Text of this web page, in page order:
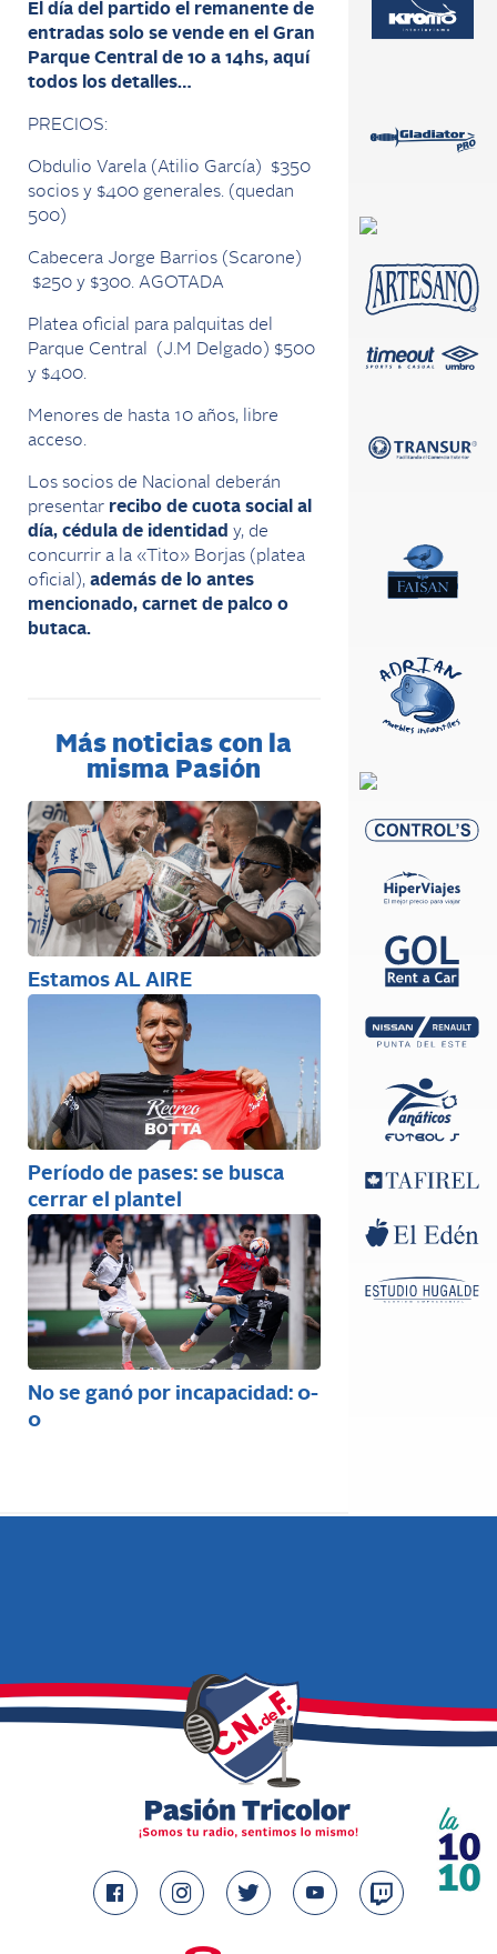
El día del partido el remanente de
entradas solo se vende en el Gran
Parque Central de 10 a 14hs, aquí
todos los detalles…
PRECIOS:
Obdulio Varela (Atilio García) $350
socios y $400 generales. (quedan
500)
Cabecera Jorge Barrios (Scarone)
$250 y $300. AGOTADA
Platea oficial para palquitas del
Parque Central (J.M Delgado) $500
y $400.
Menores de hasta 10 años, libre
acceso.
Los socios de Nacional deberán
presentar recibo de cuota social al
día, cédula de identidad y, de
concurrir a la «Tito» Borjas (platea
oficial), además de lo antes
mencionado, carnet de palco o
butaca.
Más noticias con la
misma Pasión
Estamos AL AIRE
Período de pases: se busca
cerrar el plantel
No se ganó por incapacidad: 0-
0